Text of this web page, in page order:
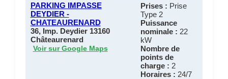
PARKING IMPASSE
DEYDIER -
CHATEAURENARD
36, Imp. Deydier 13160
Châteaurenard
Voir sur Google Maps
Prises : Prise
Type 2
Puissance
nominale : 22
kW
Nombre de
points de
charge : 2
Horaires : 24/7